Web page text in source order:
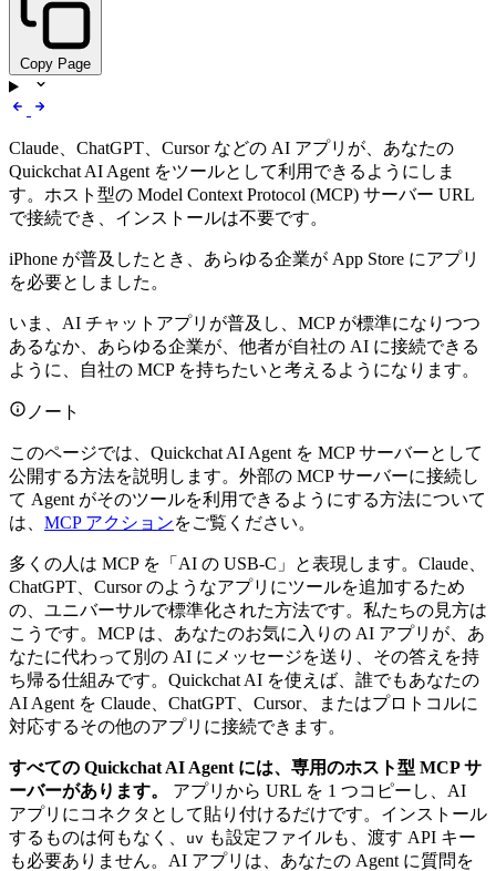
Copy Page
Claude、ChatGPT、Cursor などの AI アプリが、あなたの
Quickchat AI Agent をツールとして利用できるようにしま
す。ホスト型の Model Context Protocol (MCP) サーバー URL
で接続でき、インストールは不要です。
iPhone が普及したとき、あらゆる企業が App Store にアプリ
を必要としました。
いま、AI チャットアプリが普及し、MCP が標準になりつつ
あるなか、あらゆる企業が、他者が自社の AI に接続できる
ように、自社の MCP を持ちたいと考えるようになります。
ノート
このページでは、Quickchat AI Agent を MCP サーバーとして
公開する方法を説明します。外部の MCP サーバーに接続し
て Agent がそのツールを利用できるようにする方法について
は、 MCP アクションをご覧ください。
多くの人は MCP を「AI の USB-C」と表現します。Claude、
ChatGPT、Cursor のようなアプリにツールを追加するため
の、ユニバーサルで標準化された方法です。私たちの見方は
こうです。MCP は、あなたのお気に入りの AI アプリが、あ
なたに代わって別の AI にメッセージを送り、その答えを持
ち帰る仕組みです。Quickchat AI を使えば、誰でもあなたの
AI Agent を Claude、ChatGPT、Cursor、またはプロトコルに
対応するその他のアプリに接続できます。
すべての Quickchat AI Agent には、専用のホスト型 MCP サ
ーバーがあります。
アプリから URL を 1 つコピーし、AI
アプリにコネクタとして貼り付けるだけです。インストール
するものは何もなく、
uv も設定ファイルも、渡す API キー
も必要ありません。AI アプリは、あなたの Agent に質問を